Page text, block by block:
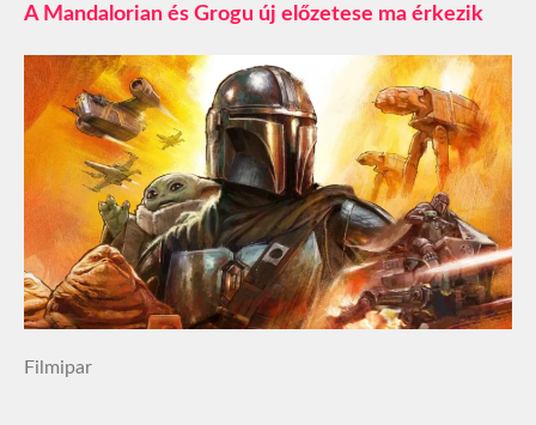
A Mandalorian és Grogu új előzetese ma érkezik
Filmipar